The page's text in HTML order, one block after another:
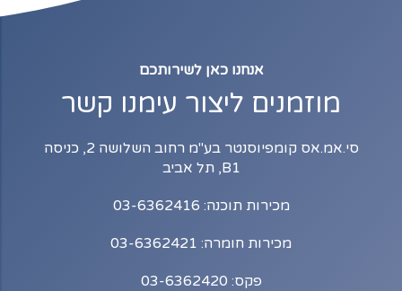
אנחנו כאן לשירותכם
מוזמנים ליצור עימנו קשר
סי.אמ.אס קומפיוסנטר בע"מ רחוב השלושה 2, כניסה
B1, תל אביב
מכירות תוכנה: 03-6362416
מכירות חומרה: 03-6362421
פקס: 03-6362420